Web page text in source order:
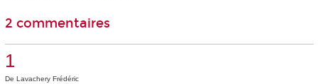
2 commentaires
1
De Lavachery Frédéric